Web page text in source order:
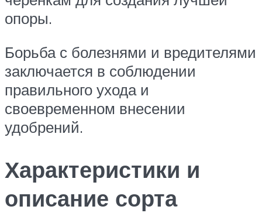
опоры.
Борьба с болезнями и вредителями
заключается в соблюдении
правильного ухода и
своевременном внесении
удобрений.
Характеристики и
описание сорта